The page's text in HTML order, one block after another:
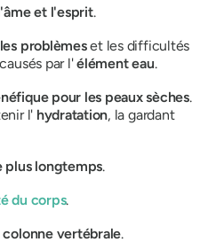
et l'esprit.
problèmeset les difficultés
par l'élément eau.
pour les peaux sèches.
l' hydratation, la gardant
plus longtemps.
du corps.
vertébrale.